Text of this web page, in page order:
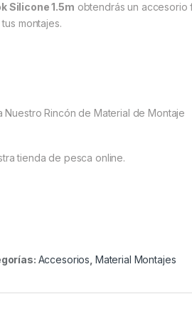
Silicone 1.5m obtendrás un accesorio
montajes.
Nuestro Rincón de Material de Montaje
tienda de pesca online.
Accesorios Material Montajes